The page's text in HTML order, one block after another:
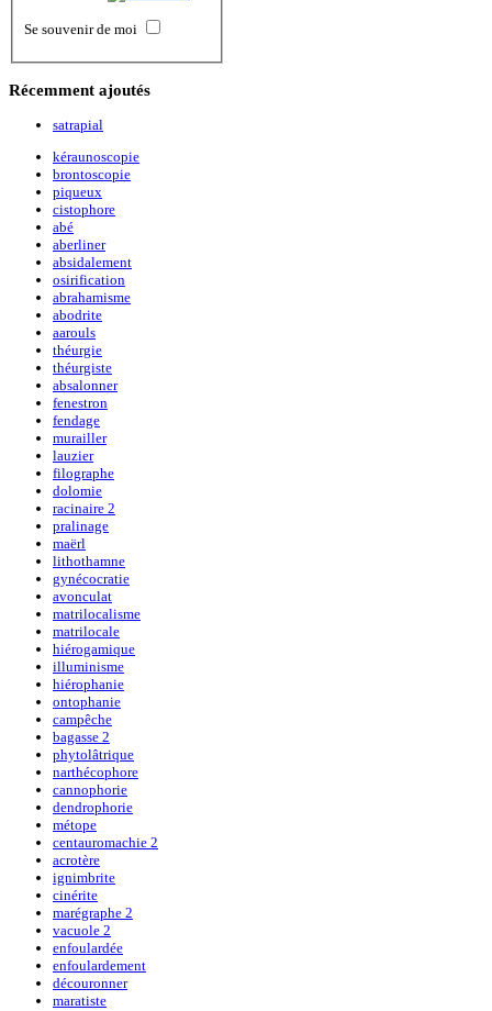
Se souvenir de moi
Récemment ajoutés
satrapial
kéraunoscopie
brontoscopie
piqueux
cistophore
abé
aberliner
absidalement
osirification
abrahamisme
abodrite
aarouls
théurgie
théurgiste
absalonner
fenestron
fendage
murailler
lauzier
filographe
dolomie
racinaire 2
pralinage
maërl
lithothamne
gynécocratie
avonculat
matrilocalisme
matrilocale
hiérogamique
illuminisme
hiérophanie
ontophanie
campêche
bagasse 2
phytolâtrique
narthécophore
cannophorie
dendrophorie
métope
centauromachie 2
acrotère
ignimbrite
cinérite
marégraphe 2
vacuole 2
enfoulardée
enfoulardement
découronner
maratiste